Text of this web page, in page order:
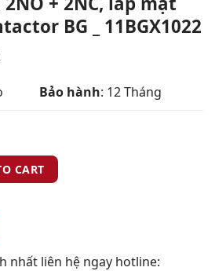
BG _ 11BGX1022
Bảo hành: 12 Tháng
CART
nhất liên hệ ngay hotline: